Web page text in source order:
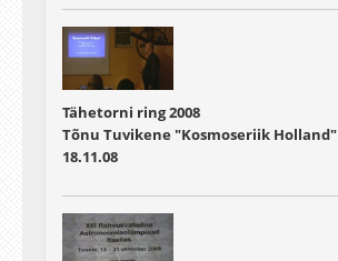
Tähetorni ring 2008
Tõnu Tuvikene "Kosmoseriik Holland"
18.11.08